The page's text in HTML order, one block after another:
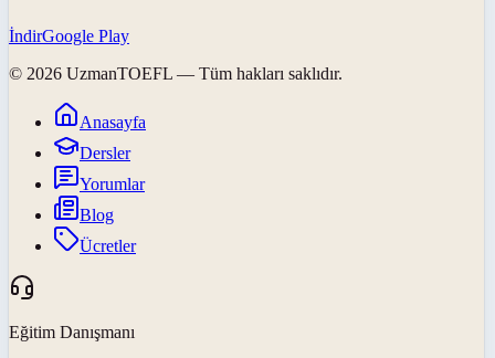
İndirGoogle Play
© 2026 UzmanTOEFL — Tüm hakları saklıdır.
Anasayfa
Dersler
Yorumlar
Blog
Ücretler
Eğitim Danışmanı